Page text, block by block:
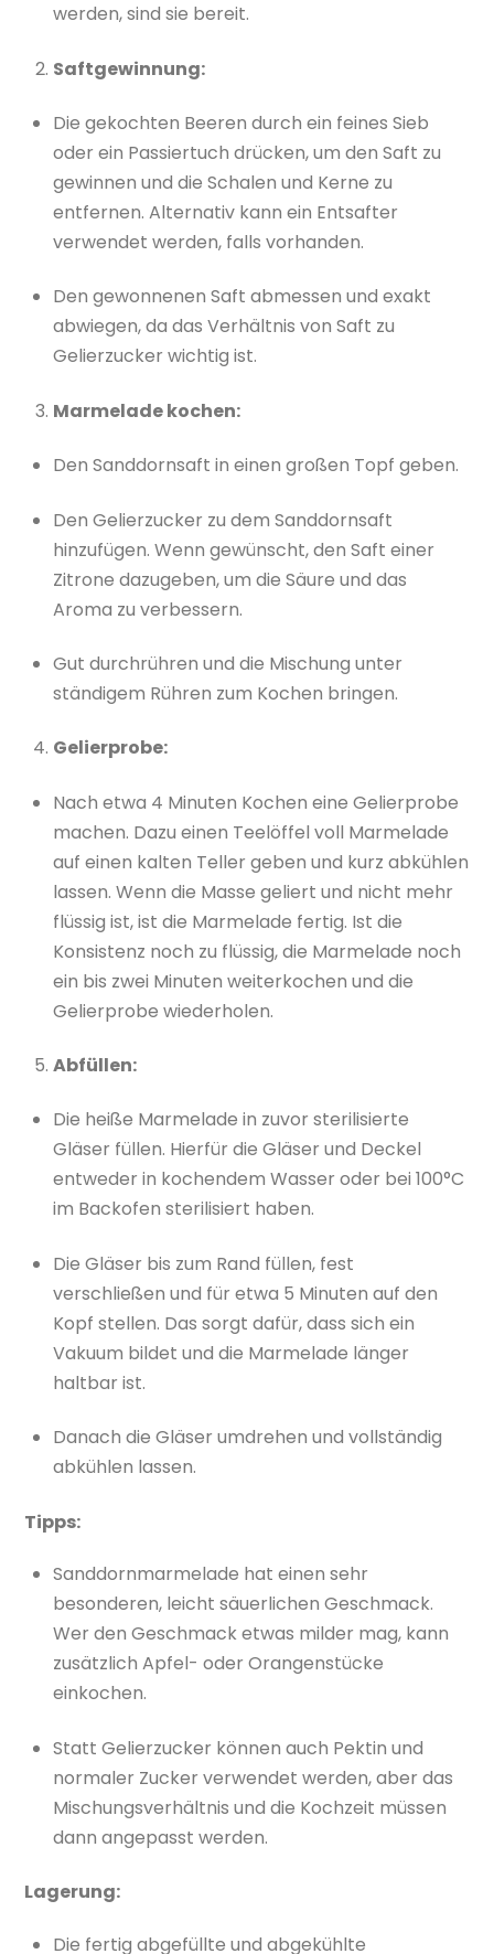
werden, sind sie bereit.
Saftgewinnung:
Die gekochten Beeren durch ein feines Sieb
oder ein Passiertuch drücken, um den Saft zu
gewinnen und die Schalen und Kerne zu
entfernen. Alternativ kann ein Entsafter
verwendet werden, falls vorhanden.
Den gewonnenen Saft abmessen und exakt
abwiegen, da das Verhältnis von Saft zu
Gelierzucker wichtig ist.
Marmelade kochen:
Den Sanddornsaft in einen großen Topf geben.
Den Gelierzucker zu dem Sanddornsaft
hinzufügen. Wenn gewünscht, den Saft einer
Zitrone dazugeben, um die Säure und das
Aroma zu verbessern.
Gut durchrühren und die Mischung unter
ständigem Rühren zum Kochen bringen.
Gelierprobe:
Nach etwa 4 Minuten Kochen eine Gelierprobe
machen. Dazu einen Teelöffel voll Marmelade
auf einen kalten Teller geben und kurz abkühlen
lassen. Wenn die Masse geliert und nicht mehr
flüssig ist, ist die Marmelade fertig. Ist die
Konsistenz noch zu flüssig, die Marmelade noch
ein bis zwei Minuten weiterkochen und die
Gelierprobe wiederholen.
Abfüllen:
Die heiße Marmelade in zuvor sterilisierte
Gläser füllen. Hierfür die Gläser und Deckel
entweder in kochendem Wasser oder bei 100°C
im Backofen sterilisiert haben.
Die Gläser bis zum Rand füllen, fest
verschließen und für etwa 5 Minuten auf den
Kopf stellen. Das sorgt dafür, dass sich ein
Vakuum bildet und die Marmelade länger
haltbar ist.
Danach die Gläser umdrehen und vollständig
abkühlen lassen.
Tipps:
Sanddornmarmelade hat einen sehr
besonderen, leicht säuerlichen Geschmack.
Wer den Geschmack etwas milder mag, kann
zusätzlich Apfel- oder Orangenstücke
einkochen.
Statt Gelierzucker können auch Pektin und
normaler Zucker verwendet werden, aber das
Mischungsverhältnis und die Kochzeit müssen
dann angepasst werden.
Lagerung:
Die fertig abgefüllte und abgekühlte